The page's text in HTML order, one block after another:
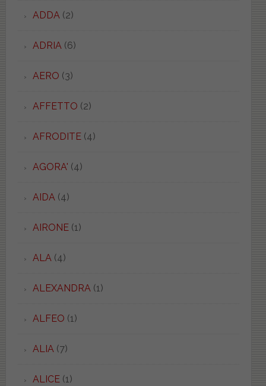
ADDA(2)
ADRIA(6)
AERO (3)
AFFETTO (2)
AFRODITE(4)
AGORA' (4)
AIDA(4)
AIRONE(1)
ALA(4)
ALEXANDRA(1)
ALFEO (1)
ALIA(7)
ALICE(1)